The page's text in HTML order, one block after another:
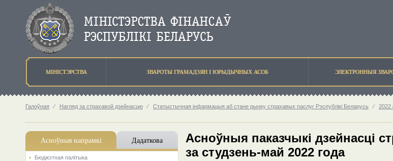
МIНIСТЭРСТВА ЗВАРОТЫ ГРАМАДЗЯН I ЮРЫДЫЧНЫХ АСОБ ЭЛЕКТРОННЫЯ
Галоўная ⁄ Нагляд за страхавой дзейнасцю ⁄ Статыстычная інфармацыя аб стане рынку страхавых паслуг Рэспублікі Беларусь ⁄ 2022
Асноўныя напрамкi Дадаткова
Бюджэтная палiтыка
Асноўныя паказчыкі дзейнасці
за студзень-май 2022 года